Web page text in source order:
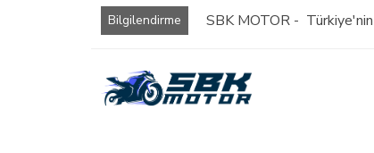
Bilgilendirme SBK MOTOR -